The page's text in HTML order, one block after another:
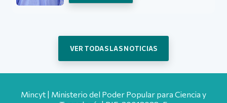
VER TODAS LAS NOTICIAS
Mincyt | Ministerio del Poder Popular para Ciencia y